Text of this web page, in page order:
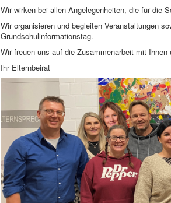
Wir wirken bei allen Angelegenheiten, die für die
Wir organisieren und begleiten Veranstaltungen
Grundschulinformationstag.
Wir freuen uns auf die Zusammenarbeit mit
Ihr Elternbeirat